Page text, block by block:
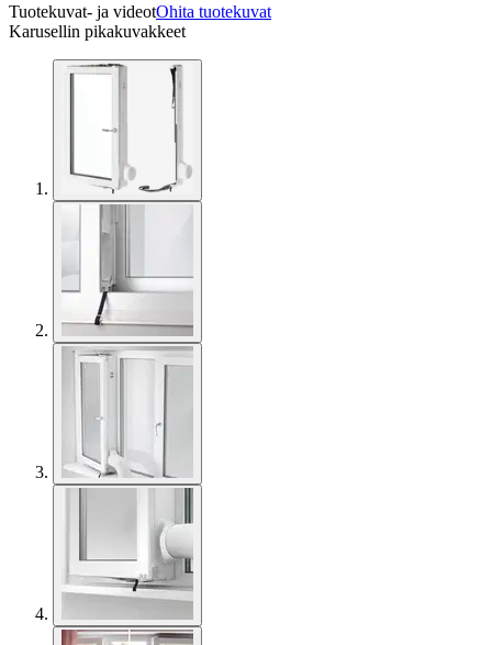
Tuotekuvat- ja videotOhita tuotekuvat
Karusellin pikakuvakkeet